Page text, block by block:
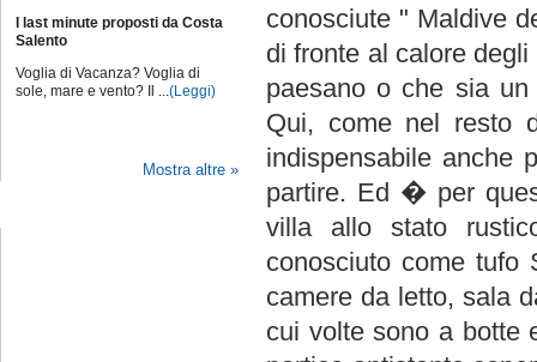
I last minute proposti da Costa
Salento
Voglia di Vacanza? Voglia di
sole, mare e vento? Il ...(Leggi)
Mostra altre »
conosciute " Maldive
di fronte al calore
paesano o che sia
Qui, come nel resto
indispensabile
partire. Ed � per
villa allo stato
conosciuto come
camere da letto, sala
cui volte sono a botte